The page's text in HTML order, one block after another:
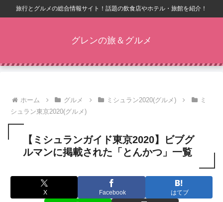
旅行とグルメの総合情報サイト！話題の飲食店やホテル・旅館を紹介！
グレンの旅＆グルメ
ホーム グルメ ミシュラン2020(グルメ)
ミ
シュラン東京2020(グルメ)
【ミシュランガイド東京2020】ビブグ
ルマンに掲載された「とんかつ」一覧
X Facebook はてブ